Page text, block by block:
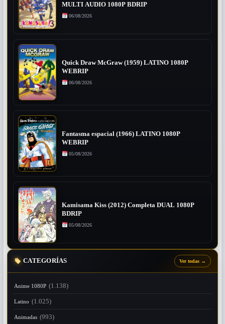
MULTI AUDIO 1080P BDRIP
06/08/2026
Quick Draw McGraw (1959) LATINO 1080P
WEBRIP
06/08/2026
Fantasma espacial (1966) LATINO 1080P
WEBRIP
05/08/2026
Kamisama Kiss (2012) Completa DUAL 1080P
BDRIP
05/08/2026
CATEGORÍAS Ver todas →
Anime 1080P (1.138)
Latino (1.025)
Animadas (993)